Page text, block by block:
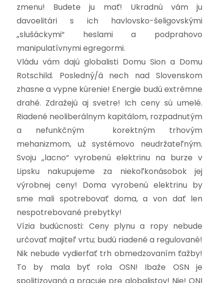
zmenu! Budete ju mať! Ukradnú vám ju
davoelitári s ich havlovsko-šeligovskými
„slušáckymi“ heslami a podprahovo
manipulatívnymi egregormi.
Vládu vám dajú globalisti Domu Sion a Domu
Rotschild. Posledný/á nech nad Slovenskom
zhasne a vypne kúrenie! Energie budú extrémne
drahé. Zdražejú aj svetre! Ich ceny sú umelé.
Riadené neoliberálnym kapitálom, rozpadnutým
a nefunkčným korektným trhovým
mehanizmom, už systémovo neudržateľným.
Svoju „lacno“ vyrobenú elektrinu na burze v
Lipsku nakupujeme za niekoľkonásobok jej
výrobnej ceny! Doma vyrobenú elektrinu by
sme mali spotrebovať doma, a von dať len
nespotrebované prebytky!
Vízia budúcnosti: Ceny plynu a ropy nebude
určovať majiteľ vrtu; budú riadené a regulované!
Nik nebude vydierfať trh obmedzovaním ťažby!
To by mala byť rola OSN! Ibaže OSN je